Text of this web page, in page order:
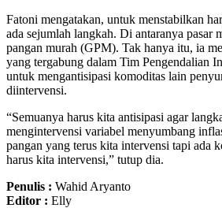
Fatoni mengatakan, untuk menstabilkan
ada sejumlah langkah. Di antaranya pasar
pangan murah (GPM). Tak hanya itu, ia
yang tergabung dalam Tim Pengendalian
untuk mengantisipasi komoditas lain
diintervensi.
“Semuanya harus kita antisipasi agar
mengintervensi variabel menyumbang
pangan yang terus kita intervensi tapi ada
harus kita intervensi,” tutup dia.
Penulis : Wahid Aryanto
Editor : Elly